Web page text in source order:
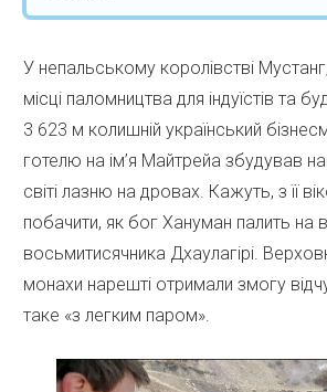
У непальському королівстві
місці паломництва для індуїстів та
3 623 м колишній український
готелю на ім’я Майтрейа збудував
світі лазню на дровах. Кажуть, з її
побачити, як бог Хануман палить на
восьмитисячника Дхаулагірі.
монахи нарешті отримали змогу
таке «з легким паром».